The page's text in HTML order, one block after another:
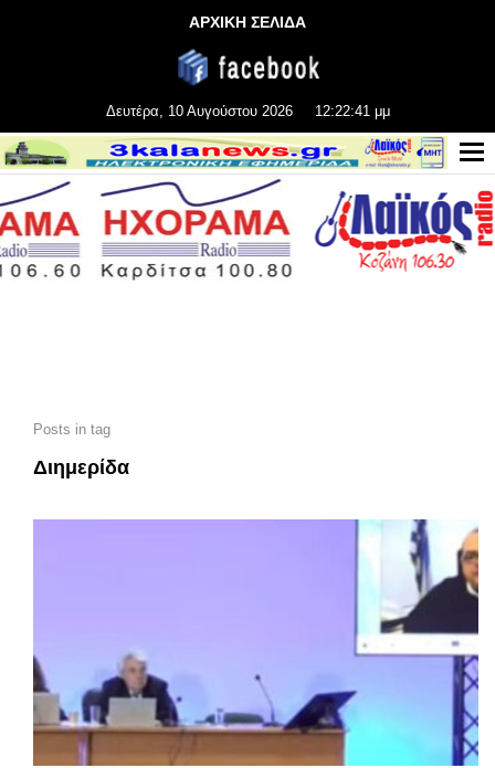
ΑΡΧΙΚΗ ΣΕΛΙΔΑ
Δευτέρα, 10 Αυγούστου 2026 12:22:42 μμ
Posts in tag
Διημερίδα